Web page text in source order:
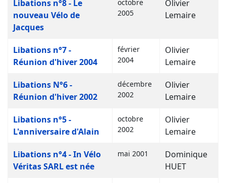
Libations n°8 - Le
nouveau Vélo de
Jacques
octobre
2005
Olivier
Lemaire
Libations n°7 -
Réunion d'hiver 2004
février
2004
Olivier
Lemaire
Libations N°6 -
Réunion d'hiver 2002
décembre
2002
Olivier
Lemaire
Libations n°5 -
L'anniversaire d'Alain
octobre
2002
Olivier
Lemaire
Libations n°4 - In Vélo
Véritas SARL est née
mai 2001
Dominique
HUET